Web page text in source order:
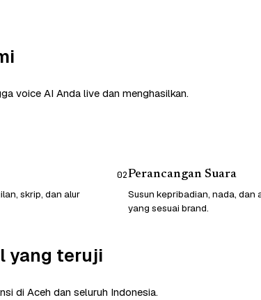
voice AI Anda live dan menghasilkan.
skrip, dan alur
02Perancangan Suara
Susun kepribadian, nada, dan
yang sesuai brand.
yang teruji
di Aceh dan seluruh Indonesia.